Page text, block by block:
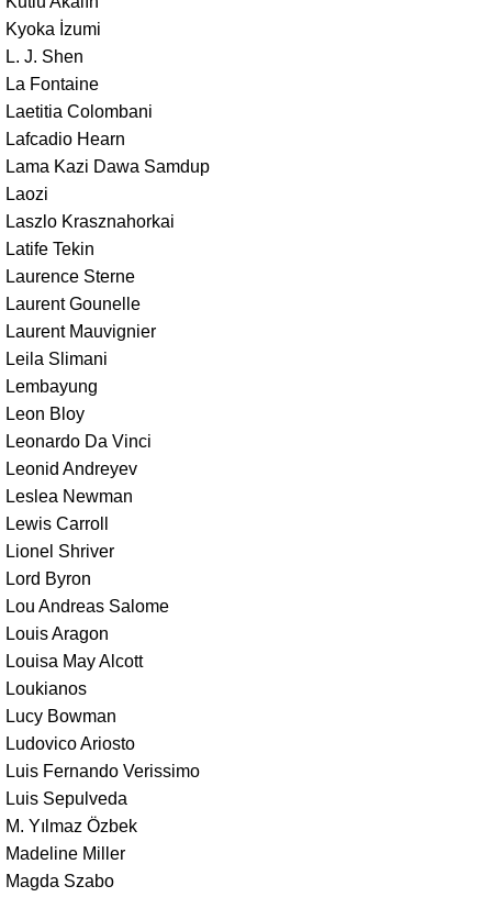
Kyoka İzumi
L. J. Shen
La Fontaine
Laetitia Colombani
Lafcadio Hearn
Lama Kazi Dawa Samdup
Laozi
Laszlo Krasznahorkai
Latife Tekin
Laurence Sterne
Laurent Gounelle
Laurent Mauvignier
Leila Slimani
Lembayung
Leon Bloy
Leonardo Da Vinci
Leonid Andreyev
Leslea Newman
Lewis Carroll
Lionel Shriver
Lord Byron
Lou Andreas Salome
Louis Aragon
Louisa May Alcott
Loukianos
Lucy Bowman
Ludovico Ariosto
Luis Fernando Verissimo
Luis Sepulveda
M. Yılmaz Özbek
Madeline Miller
Magda Szabo